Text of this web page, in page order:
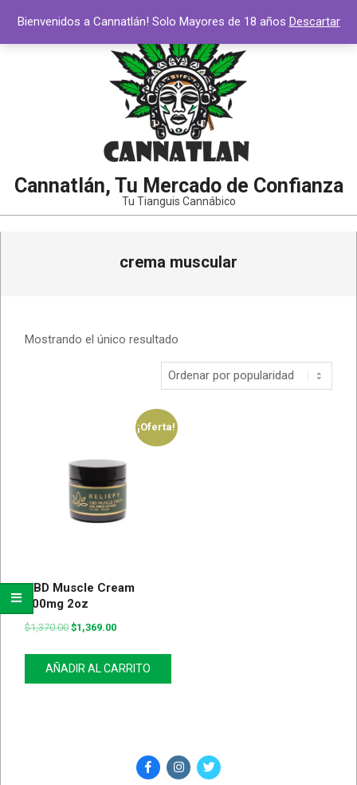
contenido
Cannatlán, Tu Mercado de Confianza
Tu Tianguis Cannábico
crema muscular
Mostrando el único resultado
¡Oferta!
CBD Muscle Cream
500mg 2oz
$1,370.00 $1,369.00
AÑADIR AL CARRITO
Bienvenidos a Cannatlán! Solo Mayores de 18 años Descartar